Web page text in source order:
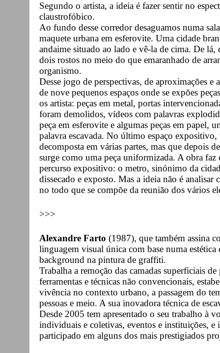
Segundo o artista, a ideia é fazer sentir no
claustrofóbico.
Ao fundo desse corredor desaguamos numa
maquete urbana em esferovite. Uma cidade
andaime situado ao lado e vê-la de cima. De
dois rostos no meio do que emaranhado de
organismo.
Desse jogo de perspectivas, de aproximações e
de nove pequenos espaços onde se expões
os artista: peças em metal, portas
foram demolidos, vídeos com palavras
peça em esferovite e algumas peças em papel,
palavra escavada. No último espaço
decomposta em várias partes, mas que depois
surge como uma peça uniformizada. A obra
percurso expositivo: o metro, sinónimo da
dissecado e exposto. Mas a ideia não é analisar
no todo que se compõe da reunião dos vários
>>>
Alexandre Farto (1987), que também assina
linguagem visual única com base numa
background na pintura de graffiti.
Trabalha a remoção das camadas superficiais
ferramentas e técnicas não convencionais,
vivência no contexto urbano, a passagem do
pessoas e meio. A sua inovadora técnica de
Desde 2005 tem apresentado o seu trabalho à
individuais e coletivas, eventos e instituições, e
participado em alguns dos mais prestigiados